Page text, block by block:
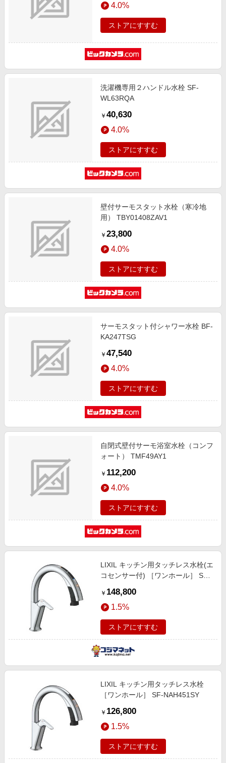
4.0%
ストアにすすむ
洗濯機専用２ハンドル水栓 SF-
WL63RQA
￥ 40,630
4.0%
ストアにすすむ
壁付サーモスタット水栓（寒冷地
用） TBY01408ZAV1
￥ 23,800
4.0%
ストアにすすむ
サーモスタット付シャワー水栓 BF-
KA247TSG
￥ 47,540
4.0%
ストアにすすむ
自閉式壁付サーモ浴室水栓（コンフ
ォート） TMF49AY1
￥ 112,200
4.0%
ストアにすすむ
LIXIL キッチン用タッチレス水栓(エ
コセンサー付) ［ワンホール］ SF-
￥ 148,800
1.5%
ストアにすすむ
LIXIL キッチン用タッチレス水栓
［ワンホール］ SF-NAH451SY
￥ 126,800
1.5%
ストアにすすむ